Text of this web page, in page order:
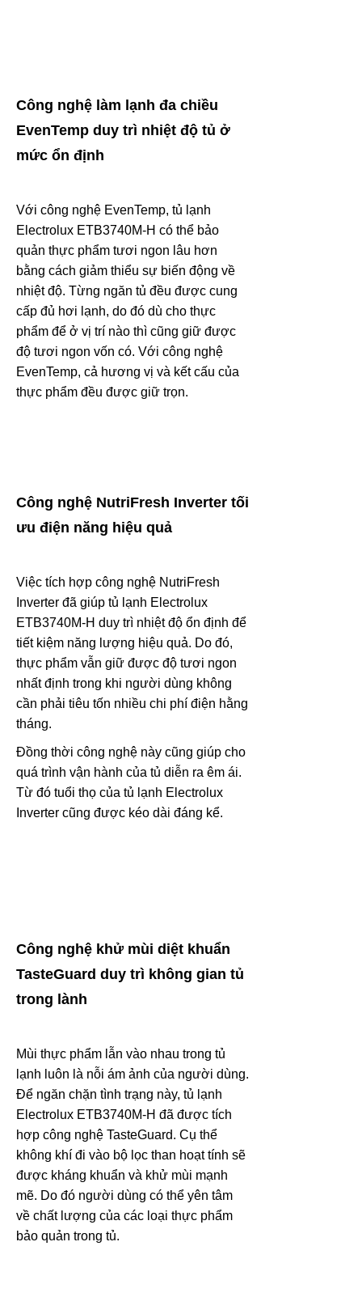
Công nghệ làm lạnh đa chiều
EvenTemp duy trì nhiệt độ tủ ở
mức ổn định
Với công nghệ EvenTemp, tủ lạnh
Electrolux ETB3740M-H có thể bảo
quản thực phẩm tươi ngon lâu hơn
bằng cách giảm thiểu sự biến động về
nhiệt độ. Từng ngăn tủ đều được cung
cấp đủ hơi lạnh, do đó dù cho thực
phẩm để ở vị trí nào thì cũng giữ được
độ tươi ngon vốn có. Với công nghệ
EvenTemp, cả hương vị và kết cấu của
thực phẩm đều được giữ trọn.
Công nghệ NutriFresh Inverter tối
ưu điện năng hiệu quả
Việc tích hợp công nghệ NutriFresh
Inverter đã giúp tủ lạnh Electrolux
ETB3740M-H duy trì nhiệt độ ổn định để
tiết kiệm năng lượng hiệu quả. Do đó,
thực phẩm vẫn giữ được độ tươi ngon
nhất định trong khi người dùng không
cần phải tiêu tốn nhiều chi phí điện hằng
tháng.
Đồng thời công nghệ này cũng giúp cho
quá trình vận hành của tủ diễn ra êm ái.
Từ đó tuổi thọ của tủ lạnh Electrolux
Inverter cũng được kéo dài đáng kể.
Công nghệ khử mùi diệt khuẩn
TasteGuard duy trì không gian tủ
trong lành
Mùi thực phẩm lẫn vào nhau trong tủ
lạnh luôn là nỗi ám ảnh của người dùng.
Để ngăn chặn tình trạng này, tủ lạnh
Electrolux ETB3740M-H đã được tích
hợp công nghệ TasteGuard. Cụ thể
không khí đi vào bộ lọc than hoạt tính sẽ
được kháng khuẩn và khử mùi mạnh
mẽ. Do đó người dùng có thể yên tâm
về chất lượng của các loại thực phẩm
bảo quản trong tủ.